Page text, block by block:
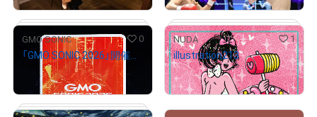
# 11/2000
# 1/3
GMO SONIC 0
500
NUDA 1
illustration213
¥3,500